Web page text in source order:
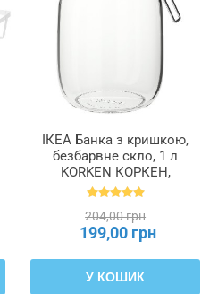
ІКЕА Банка з кришкою,
безбарвне скло, 1 л
KORKEN КОРКЕН,
502.135.46
204,00 грн
199,00 грн
У КОШИК